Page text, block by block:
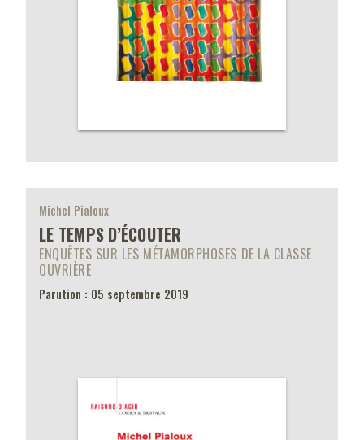
Michel Pialoux
LE TEMPS D’ÉCOUTER
ENQUÊTES SUR LES MÉTAMORPHOSES DE LA CLASSE
OUVRIÈRE
Parution : 05 septembre 2019